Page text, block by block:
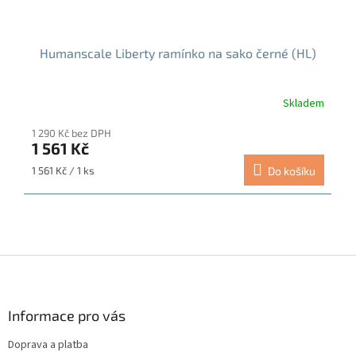
Humanscale Liberty ramínko na sako černé (HL)
Skladem
1 290 Kč bez DPH
1 561 Kč
Měrná
1 561 Kč / 1 ks Do košíku
Informace pro vás
Doprava a platba